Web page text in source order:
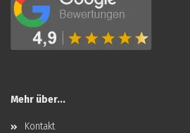
Mehr über...
Kontakt